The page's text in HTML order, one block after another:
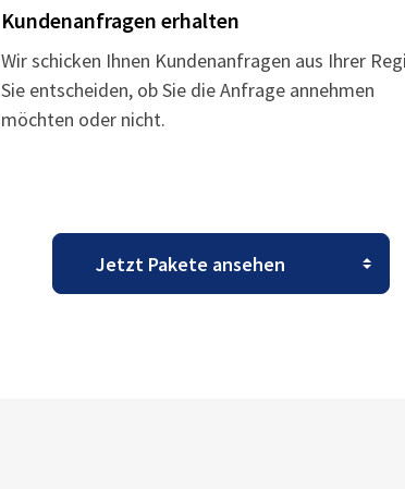
Kundenanfragen erhalten
Wir schicken Ihnen Kundenanfragen aus Ihrer
Sie entscheiden, ob Sie die Anfrage annehmen
möchten oder nicht.